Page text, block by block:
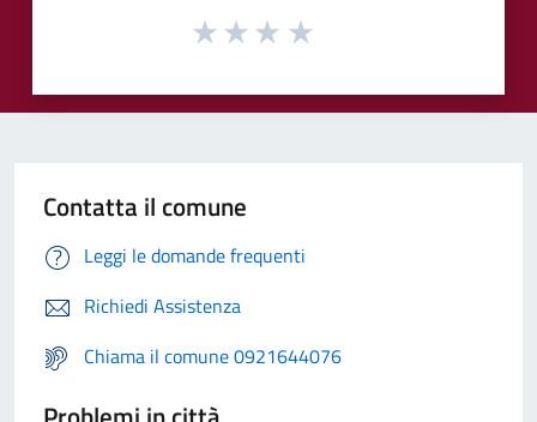
Contatta il comune
Leggi le domande frequenti
Richiedi Assistenza
Chiama il comune 0921644076